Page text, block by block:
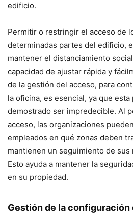
edificio.
Permitir o restringir el acceso de
determinadas partes del edificio,
mantener el distanciamiento
capacidad de ajustar rápida y
de la gestión del acceso, para
la oficina, es esencial, ya que esta
demostrado ser impredecible. Al
acceso, las organizaciones
empleados en qué zonas deben
mantienen un seguimiento de
Esto ayuda a mantener la
en su propiedad.
Gestión de la configuración